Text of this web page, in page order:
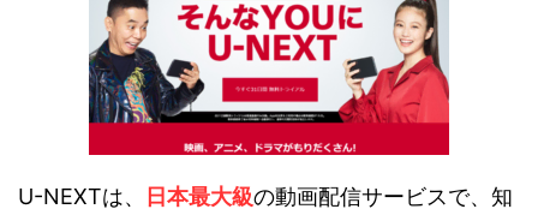
U-NEXTは、 日本最大級の動画配信サービスで、知